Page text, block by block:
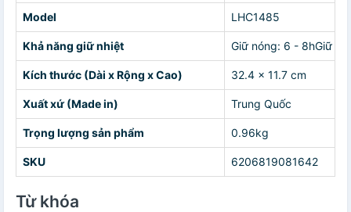
Model LHC1485
Khả năng giữ nhiệt Giữ nóng: 6 - 8hGiữ
Kích thước (Dài x Rộng x Cao) 32.4 x 11.7 cm
Xuất xứ (Made in) Trung Quốc
Trọng lượng sản phẩm 0.96kg
SKU 6206819081642
Từ khóa